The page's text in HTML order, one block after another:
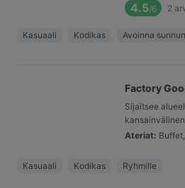
4.5/6 2
Kasuaali Kodikas Avoinna
Factory
Sijaitsee
Ateriat:
Kasuaali Kodikas Ryhmille